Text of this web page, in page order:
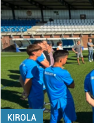
KIROLA